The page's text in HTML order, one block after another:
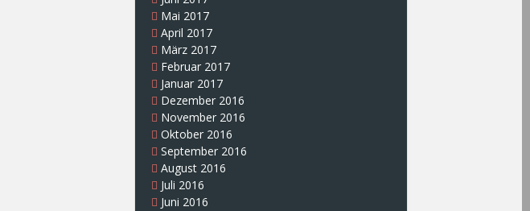
Mai 2017
April 2017
März 2017
Februar 2017
Januar 2017
Dezember 2016
November 2016
Oktober 2016
September 2016
August 2016
Juli 2016
Juni 2016